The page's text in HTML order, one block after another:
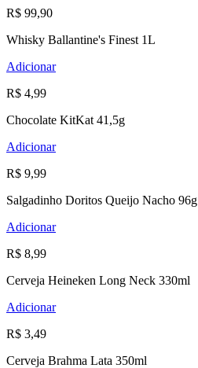
R$ 99,90
Whisky Ballantine's Finest 1L
Adicionar
R$ 4,99
Chocolate KitKat 41,5g
Adicionar
R$ 9,99
Salgadinho Doritos Queijo Nacho 96g
Adicionar
R$ 8,99
Cerveja Heineken Long Neck 330ml
Adicionar
R$ 3,49
Cerveja Brahma Lata 350ml